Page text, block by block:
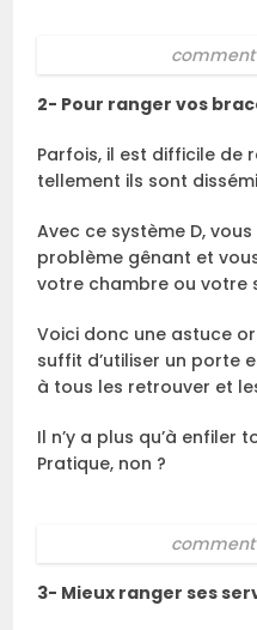
2- Pour ranger vos
Parfois, il est difficile de
tellement ils sont
Avec ce système D,
problème gênant et
votre chambre ou votre
Voici donc une astuce
suffit d’utiliser un porte
à tous les retrouver et
Il n’y a plus qu’à enfiler
Pratique, non ?
3- Mieux ranger ses